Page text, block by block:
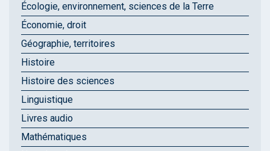
Écologie, environnement, sciences de la Terre
Économie, droit
Géographie, territoires
Histoire
Histoire des sciences
Linguistique
Livres audio
Mathématiques